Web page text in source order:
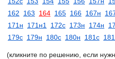
162
163 164 165 166 167н
171н
171н1 172с 173н 174н
179c 179н 180c 180н 181c
(кликните по решению, если